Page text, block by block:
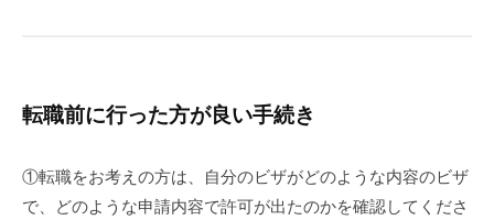
転職前に行った方が良い手続き
①転職をお考えの方は、自分のビザがどのような内容のビザ
で、どのような申請内容で許可が出たのかを確認してくださ